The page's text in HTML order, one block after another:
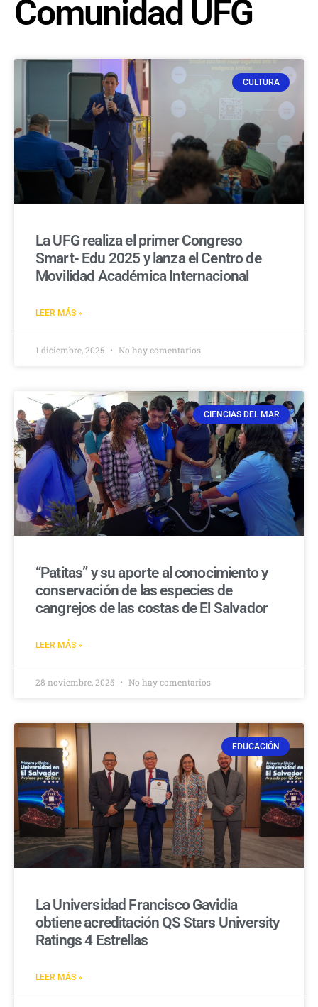
Comunidad UFG
CULTURA
La UFG realiza el primer Congreso
Smart- Edu 2025 y lanza el Centro de
Movilidad Académica Internacional
LEER MÁS »
1 diciembre, 2025 No hay comentarios
CIENCIAS DEL MAR
“Patitas” y su aporte al conocimiento y
conservación de las especies de
cangrejos de las costas de El Salvador
LEER MÁS »
28 noviembre, 2025 No hay comentarios
EDUCACIÓN
La Universidad Francisco Gavidia
obtiene acreditación QS Stars University
Ratings 4 Estrellas
LEER MÁS »